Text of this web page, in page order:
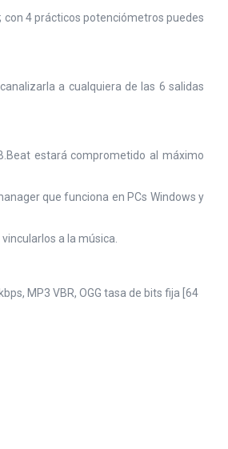
con 4 prácticos potenciómetros puedes
a cualquiera de las 6 salidas
estará comprometido al máximo
que funciona en PCs Windows y
a la música.
MP3 VBR, OGG tasa de bits fija [64